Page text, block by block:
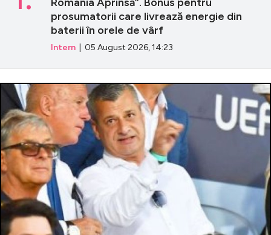
prosumatorii care livrează energie din
baterii în orele de vârf
Intern | 05 August 2026, 14:23